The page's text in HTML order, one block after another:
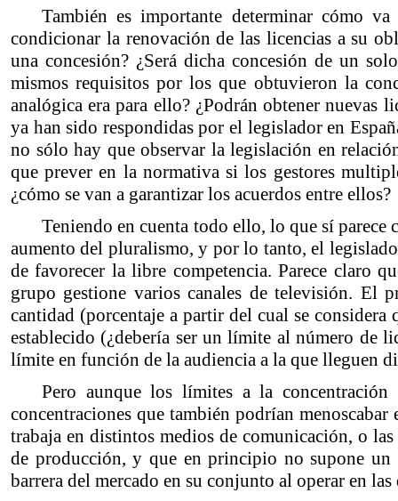
También es importante determinar cómo
condicionar la renovación de las licencias a su
una concesión? ¿Será dicha concesión de un
mismos requisitos por los que obtuvieron la
analógica era para ello? ¿Podrán obtener nuevas
ya han sido respondidas por el legislador en
no sólo hay que observar la legislación en
que prever en la normativa si los gestores
¿cómo se van a garantizar los acuerdos entre ellos?
Teniendo en cuenta todo ello, lo que sí
aumento del pluralismo, y por lo tanto, el
de favorecer la libre competencia. Parece claro
grupo gestione varios canales de televisión. El
cantidad (porcentaje a partir del cual se
establecido (¿debería ser un límite al número de
límite en función de la audiencia a la que lleguen
Pero aunque los límites a la
concentraciones que también podrían
trabaja en distintos medios de comunicación, o
de producción, y que en principio no supone un
barrera del mercado en su conjunto al operar en